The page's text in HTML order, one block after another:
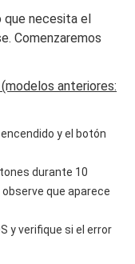
que necesita el
Comenzaremos
anteriores:
y el botón
durante 10
que aparece
y verifique si el error